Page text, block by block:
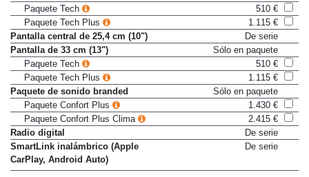
Navegación Baseline
Sólo en paquete
Paquete Tech
510 €
Paquete Tech Plus
1.115 €
Pantalla central de 25,4 cm (10")
De serie
Pantalla de 33 cm (13")
Sólo en paquete
Paquete Tech
510 €
Paquete Tech Plus
1.115 €
Paquete de sonido branded
Sólo en paquete
Paquete Confort Plus
1.430 €
Paquete Confort Plus Clima
2.415 €
Radio digital
De serie
SmartLink inalámbrico (Apple
CarPlay, Android Auto)